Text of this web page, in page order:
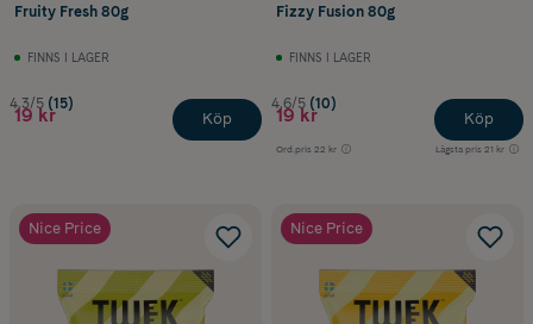
Fruity Fresh 80g
FINNS I LAGER
4.3/5 (15)
19 kr Köp
Fizzy Fusion 80g
FINNS I LAGER
4.6/5 (10)
19 kr
Ord.pris 22 kr Lägsta pris 21 kr
Köp
Nice Price Nice Price